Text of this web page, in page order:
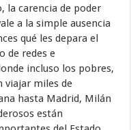
la carencia de poder
a la simple ausencia
qué les depara el
de redes e
incluso los pobres,
viajar miles de
hasta Madrid, Milán
están